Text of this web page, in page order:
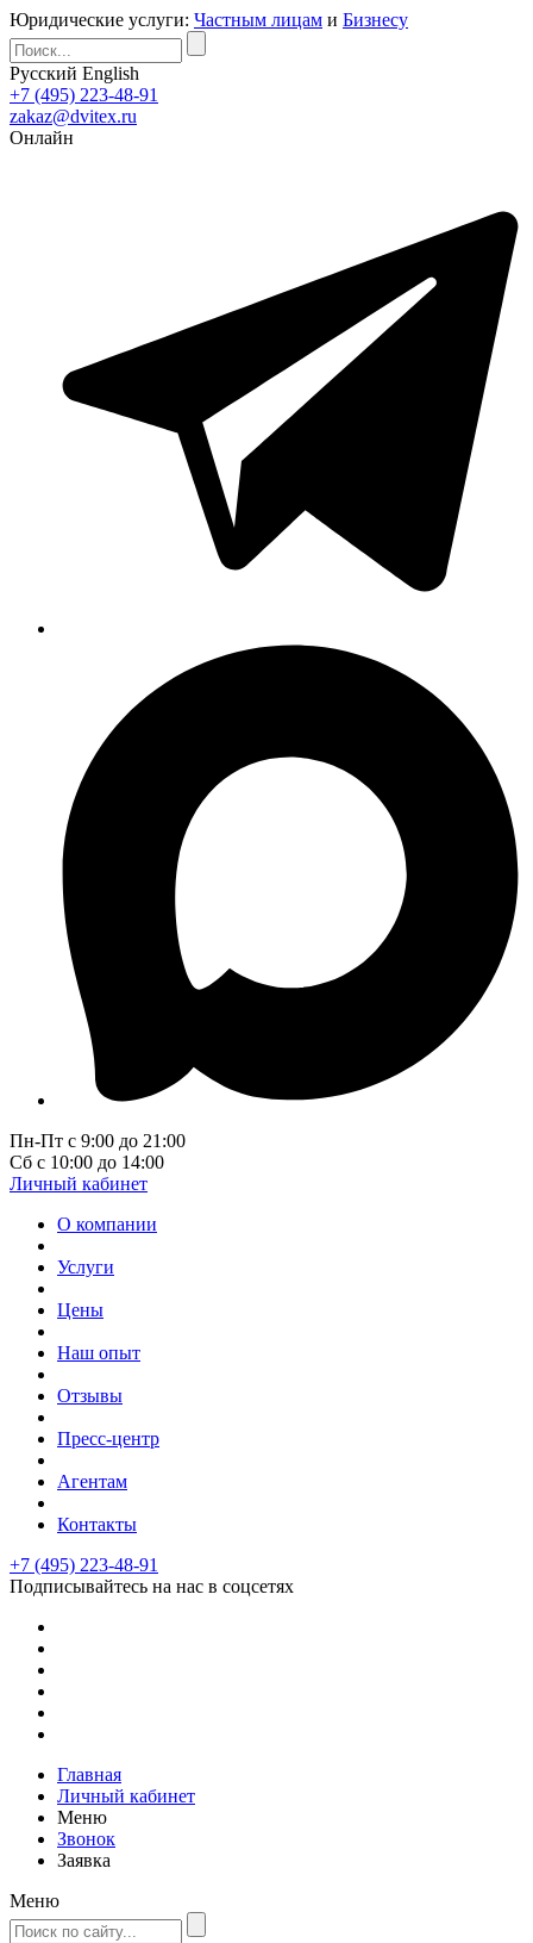
Юридические услуги: Частным лицам и Бизнесу
Русский English
+7 (495) 223-48-91
zakaz@dvitex.ru
Онлайн
Пн-Пт с 9:00 до 21:00
Сб с 10:00 до 14:00
Личный кабинет
О компании
Услуги
Цены
Наш опыт
Отзывы
Пресс-центр
Агентам
Контакты
+7 (495) 223-48-91
Подписывайтесь на нас в соцсетях
Главная
Личный кабинет
Меню
Звонок
Заявка
Меню